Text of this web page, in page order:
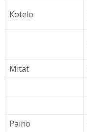
Kotelo
Mitat
Paino